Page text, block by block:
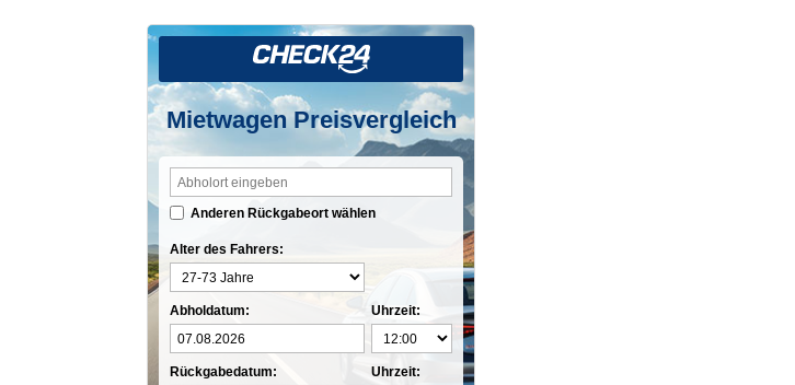
Mietwagen Preisvergleich
Anderen Rückgabeort wählen
Alter des Fahrers:
Abholdatum:
Rückgabedatum:
Uhrzeit:
Uhrzeit: